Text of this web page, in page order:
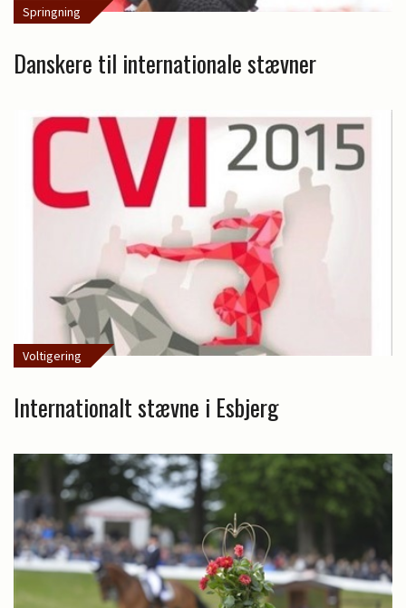
Springning
Danskere til internationale stævner
Voltigering
Internationalt stævne i Esbjerg